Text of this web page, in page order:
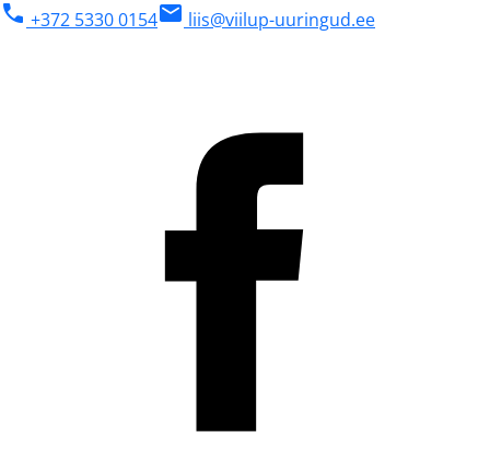
phone +372 5330 0154mail liis@viilup-uuringud.ee